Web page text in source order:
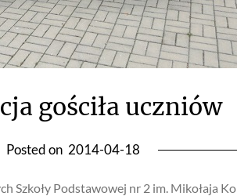
gościła uczniów
Posted on 2014-04-18
Podstawowej nr 2 im. Mikołaja